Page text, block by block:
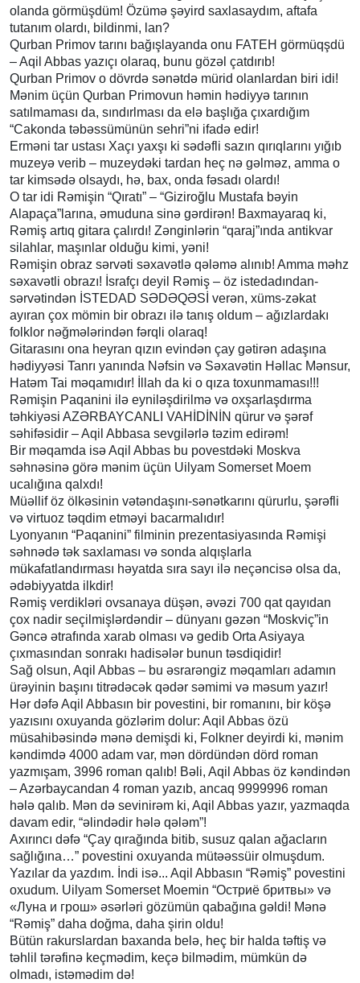
olanda görmüşdüm! Özümə şəyird saxlasaydım, aftafa
tutanım olardı, bildinmi, lan?
Qurban Primov tarını bağışlayanda onu FATEH görmüqşdü
– Aqil Abbas yazıçı olaraq, bunu gözəl çatdırıb!
Qurban Primov o dövrdə sənətdə mürid olanlardan biri idi!
Mənim üçün Qurban Primovun həmin hədiyyə tarının
satılmaması da, sındırlması da elə başlığa çıxardığım
“Cakonda təbəssümünün sehri”ni ifadə edir!
Erməni tar ustası Xaçı yaxşı ki sədəfli sazın qırıqlarını yığıb
muzeyə verib – muzeydəki tardan heç nə gəlməz, amma o
tar kimsədə olsaydı, hə, bax, onda fəsadı olardı!
O tar idi Rəmişin “Qıratı” – “Giziroğlu Mustafa bəyin
Alapaça”larına, əmuduna sinə gərdirən! Baxmayaraq ki,
Rəmiş artıq gitara çalırdı! Zənginlərin “qaraj”ında antikvar
silahlar, maşınlar olduğu kimi, yəni!
Rəmişin obraz sərvəti səxavətlə qələmə alınıb! Amma məhz
səxavətli obrazı! İsrafçı deyil Rəmiş – öz istedadından-
sərvətindən İSTEDAD SƏDƏQƏSİ verən, xüms-zəkat
ayıran çox mömin bir obrazı ilə tanış oldum – ağızlardakı
folklor nəğmələrindən fərqli olaraq!
Gitarasını ona heyran qızın evindən çay gətirən adaşına
hədiyyəsi Tanrı yanında Nəfsin və Səxavətin Həllac Mənsur,
Hatəm Tai məqamıdır! İllah da ki o qıza toxunmaması!!!
Rəmişin Paqanini ilə eyniləşdirilmə və oxşarlaşdırma
təhkiyəsi AZƏRBAYCANLI VAHİDİNİN qürur və şərəf
səhifəsidir – Aqil Abbasa sevgilərlə təzim edirəm!
Bir məqamda isə Aqil Abbas bu povestdəki Moskva
səhnəsinə görə mənim üçün Uilyam Somerset Moem
ucalığına qalxdı!
Müəllif öz ölkəsinin vətəndaşını-sənətkarını qürurlu, şərəfli
və virtuoz təqdim etməyi bacarmalıdır!
Lyonyanın “Paqanini” filminin prezentasiyasında Rəmişi
səhnədə tək saxlaması və sonda alqışlarla
mükafatlandırması həyatda sıra sayı ilə neçəncisə olsa da,
ədəbiyyatda ilkdir!
Rəmiş verdikləri ovsanaya düşən, əvəzi 700 qat qayıdan
çox nadir seçilmişlərdəndir – dünyanı gəzən “Moskviç”in
Gəncə ətrafında xarab olması və gedib Orta Asiyaya
çıxmasından sonrakı hadisələr bunun təsdiqidir!
Sağ olsun, Aqil Abbas – bu əsrarəngiz məqamları adamın
ürəyinin başını titrədəcək qədər səmimi və məsum yazır!
Hər dəfə Aqil Abbasın bir povestini, bir romanını, bir köşə
yazısını oxuyanda gözlərim dolur: Aqil Abbas özü
müsahibəsində mənə demişdi ki, Folkner deyirdi ki, mənim
kəndimdə 4000 adam var, mən dördündən dörd roman
yazmışam, 3996 roman qalıb! Bəli, Aqil Abbas öz kəndindən
– Azərbaycandan 4 roman yazıb, ancaq 9999996 roman
hələ qalıb. Mən də sevinirəm ki, Aqil Abbas yazır, yazmaqda
davam edir, “əlindədir hələ qələm”!
Axırıncı dəfə “Çay qırağında bitib, susuz qalan ağacların
sağlığına…” povestini oxuyanda mütəəssüir olmuşdum.
Yazılar da yazdım. İndi isə... Aqil Abbasın “Rəmiş” povestini
oxudum. Uilyam Somerset Moemin “Остриё бритвы» və
«Луна и грош» əsərləri gözümün qabağına gəldi! Mənə
“Rəmiş” daha doğma, daha şirin oldu!
Bütün rakurslardan baxanda belə, heç bir halda təftiş və
təhlil tərəfinə keçmədim, keçə bilmədim, mümkün də
olmadı, istəmədim də!